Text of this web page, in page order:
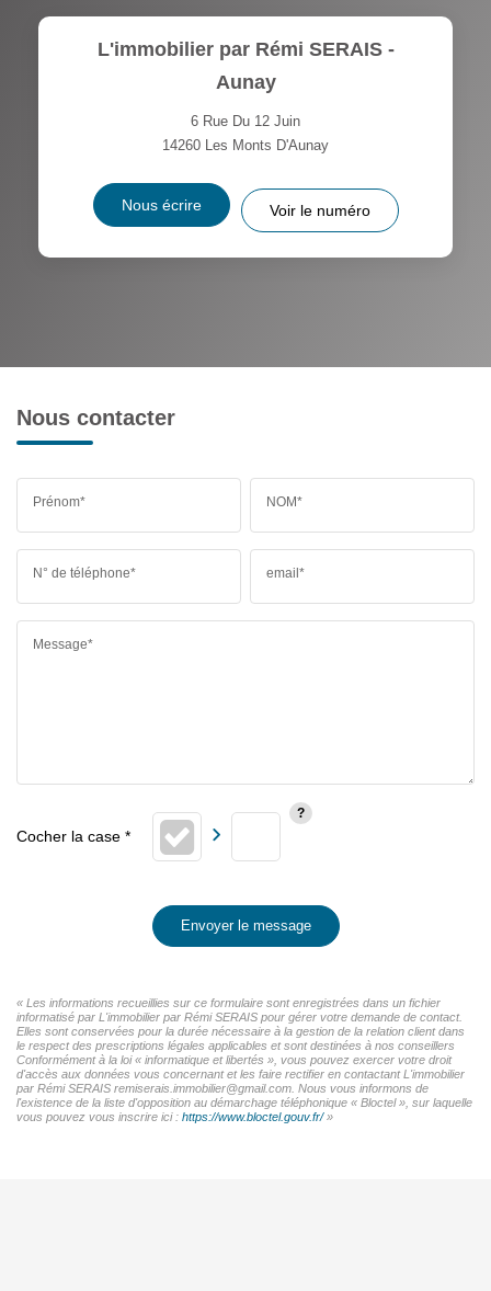
L'immobilier par Rémi SERAIS -
Aunay
6 Rue Du 12 Juin
14260 Les Monts D'Aunay
Nous écrire Voir le numéro
Nous contacter
Prénom* NOM*
N° de téléphone* email*
Message*
Envoyer le message
« Les informations recueillies sur ce formulaire sont enregistrées dans un fichier
informatisé par L'immobilier par Rémi SERAIS pour gérer votre demande de contact.
Elles sont conservées pour la durée nécessaire à la gestion de la relation client dans
le respect des prescriptions légales applicables et sont destinées à nos conseillers
Conformément à la loi « informatique et libertés », vous pouvez exercer votre droit
d'accès aux données vous concernant et les faire rectifier en contactant L'immobilier
par Rémi SERAIS remiserais.immobilier@gmail.com. Nous vous informons de
l'existence de la liste d'opposition au démarchage téléphonique « Bloctel », sur laquelle
vous pouvez vous inscrire ici : https://www.bloctel.gouv.fr/»